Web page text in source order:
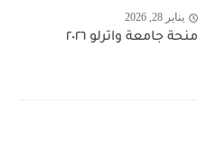
يناير 28, 2026
منحة جامعة واترلو ٢٠٢٦